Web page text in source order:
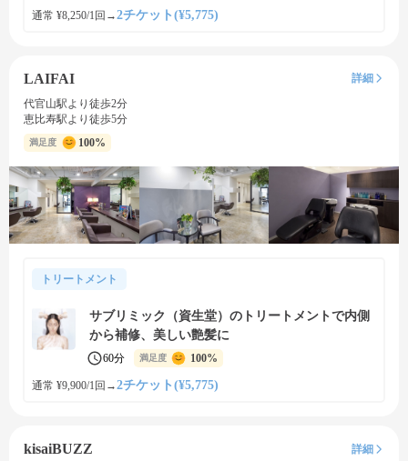
通常 ¥8,250/1回 →2チケット(¥5,775)
LAIFAI
詳細
代官山駅より徒歩2分
恵比寿駅より徒歩5分
満足度 100%
トリートメント
サブリミック（資生堂）のトリートメントで内側
から補修、美しい艶髪に
60分 満足度 100%
通常 ¥9,900/1回 →2チケット(¥5,775)
kisaiBUZZ 詳細